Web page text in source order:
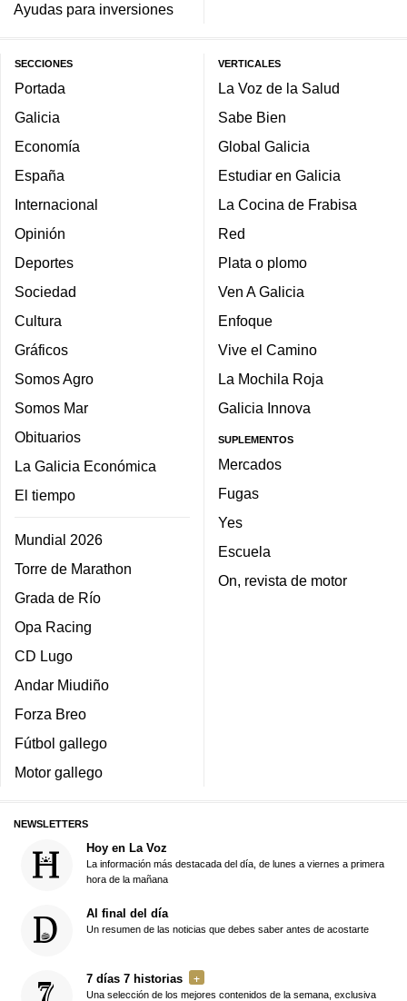
Ayudas para inversiones
SECCIONES
Portada
Galicia
Economía
España
Internacional
Opinión
Deportes
Sociedad
Cultura
Gráficos
Somos Agro
Somos Mar
Obituarios
La Galicia Económica
El tiempo
Mundial 2026
Torre de Marathon
Grada de Río
Opa Racing
CD Lugo
Andar Miudiño
Forza Breo
Fútbol gallego
Motor gallego
VERTICALES
La Voz de la Salud
Sabe Bien
Global Galicia
Estudiar en Galicia
La Cocina de Frabisa
Red
Plata o plomo
Ven A Galicia
Enfoque
Vive el Camino
La Mochila Roja
Galicia Innova
SUPLEMENTOS
Mercados
Fugas
Yes
Escuela
On, revista de motor
NEWSLETTERS
Hoy en La Voz
La información más destacada del día, de lunes a viernes a primera
hora de la mañana
Al final del día
Un resumen de las noticias que debes saber antes de acostarte
7 días 7 historias
Una selección de los mejores contenidos de la semana, exclusiva